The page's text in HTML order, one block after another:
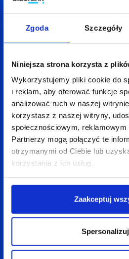
Zgoda Szczegóły
Niniejsza strona korzysta z
Wykorzystujemy pliki cookie do
i reklam, aby oferować funkcje
analizować ruch w naszej
korzystasz z naszej witryny,
społecznościowym,
Partnerzy mogą połączyć te
otrzymanymi od Ciebie lub
korzystania z ich usług.
Zaakceptuj
Spersonalizuj
internetowej. W praktyce,
m.in. podczas tworzenia
Z tematyką eyetrackingu,
litera „F”, która jest niezwykle
powstawania tekstów.
na śledzeniu ruchu gałek
że internauci zapoznają się z
w pierwszej kolejności to, co
górze strony (zwykle jest to
wzrokiem resztę tekstu,
wzdłuż lewej krawędzi strony.
sposób schematu, wyłania się